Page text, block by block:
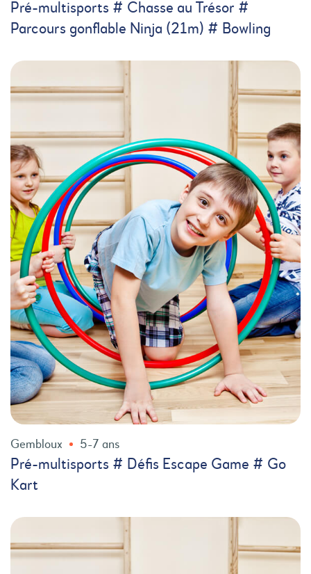
Pré-multisports # Chasse au Trésor #
Parcours gonflable Ninja (21m) # Bowling
Gembloux 5-7 ans
Pré-multisports # Défis Escape Game # Go
Kart